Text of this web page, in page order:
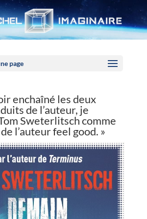
page
enchaîné les deux
de l’auteur, je
Sweterlitsch comme
l’auteur feel good. »
cookies